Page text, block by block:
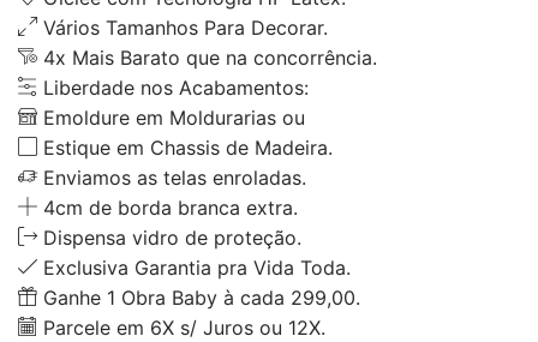
Vários Tamanhos Para Decorar.
4x Mais Barato que na concorrência.
Liberdade nos Acabamentos:
Emoldure em Moldurarias ou
Estique em Chassis de Madeira.
Enviamos as telas enroladas.
4cm de borda branca extra.
Dispensa vidro de proteção.
Exclusiva Garantia pra Vida Toda.
Ganhe 1 Obra Baby à cada 299,00.
Parcele em 6X s/ Juros ou 12X.